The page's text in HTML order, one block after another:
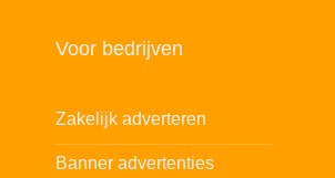
Voor bedrijven
Zakelijk adverteren
Banner advertenties